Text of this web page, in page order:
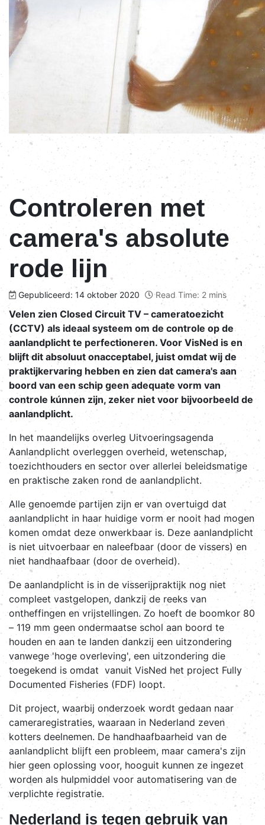
Controleren met
camera's absolute
rode lijn
Gepubliceerd: 14 oktober 2020 Read Time: 2 mins
Velen zien Closed Circuit TV – cameratoezicht
(CCTV) als ideaal systeem om de controle op de
aanlandplicht te perfectioneren. Voor VisNed is en
blijft dit absoluut onacceptabel, juist omdat wij de
praktijkervaring hebben en zien dat camera's aan
boord van een schip geen adequate vorm van
controle kúnnen zijn, zeker niet voor bijvoorbeeld de
aanlandplicht.
In het maandelijks overleg Uitvoeringsagenda
Aanlandplicht overleggen overheid, wetenschap,
toezichthouders en sector over allerlei beleidsmatige
en praktische zaken rond de aanlandplicht.
Alle genoemde partijen zijn er van overtuigd dat
aanlandplicht in haar huidige vorm er nooit had mogen
komen omdat deze onwerkbaar is. Deze aanlandplicht
is niet uitvoerbaar en naleefbaar (door de vissers) en
niet handhaafbaar (door de overheid).
De aanlandplicht is in de visserijpraktijk nog niet
compleet vastgelopen, dankzij de reeks van
ontheffingen en vrijstellingen. Zo hoeft de boomkor 80
– 119 mm geen ondermaatse schol aan boord te
houden en aan te landen dankzij een uitzondering
vanwege 'hoge overleving', een uitzondering die
toegekend is omdat vanuit VisNed het project Fully
Documented Fisheries (FDF) loopt.
Dit project, waarbij onderzoek wordt gedaan naar
cameraregistraties, waaraan in Nederland zeven
kotters deelnemen. De handhaafbaarheid van de
aanlandplicht blijft een probleem, maar camera's zijn
hier geen oplossing voor, hooguit kunnen ze ingezet
worden als hulpmiddel voor automatisering van de
verplichte registratie.
Nederland is tegen gebruik van